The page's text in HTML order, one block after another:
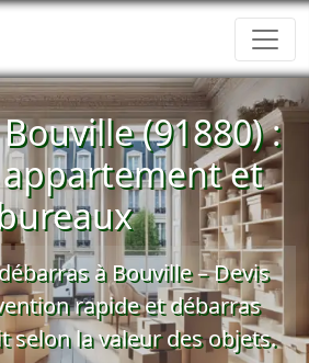
(91880) :
et
à Bouville – Devis
rapide et débarras
selon la valeur des objets.